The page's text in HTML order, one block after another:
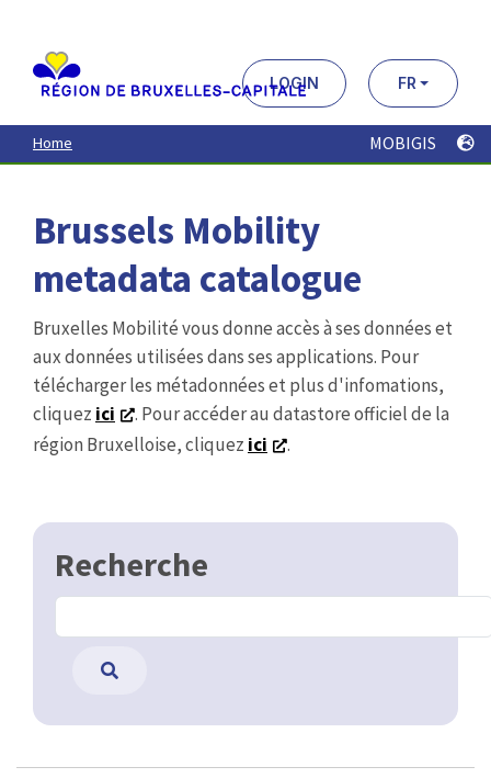
contenu
principal
LOGIN FR
Home MOBIGIS
Brussels Mobility
metadata catalogue
Bruxelles Mobilité vous donne accès à ses données et
aux données utilisées dans ses applications. Pour
télécharger les métadonnées et plus d'infomations,
cliquez ici
. Pour accéder au datastore officiel de la
région Bruxelloise, cliquez ici .
Recherche